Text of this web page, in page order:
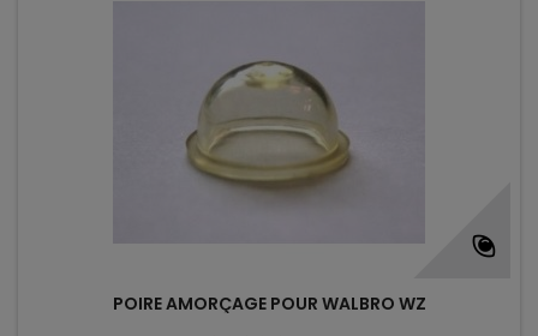
POIRE AMORÇAGE POUR WALBRO WZ